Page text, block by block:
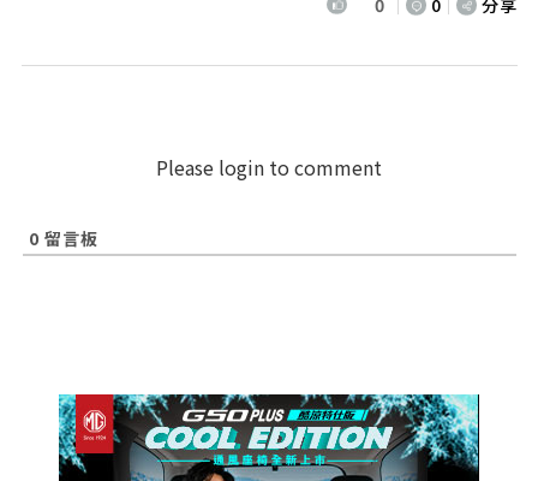
0 分享
Please login to comment
0 留言板